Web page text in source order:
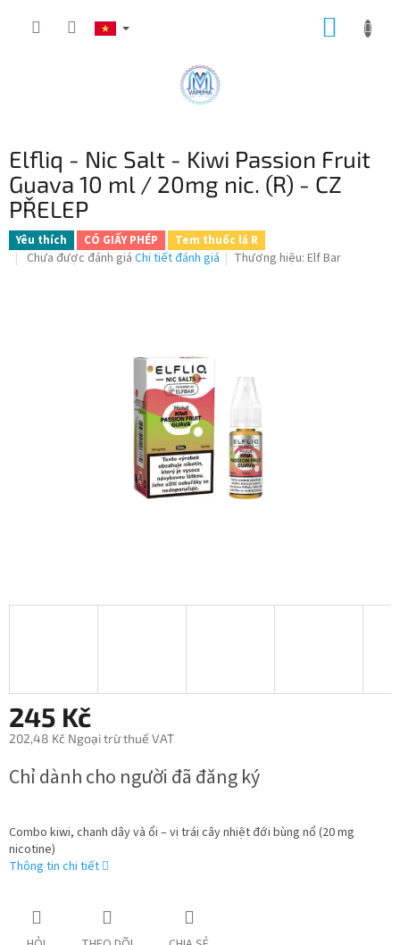
GIỎ
Elfliq - Nic Salt - Kiwi Passion Fruit
Guava 10 ml / 20mg nic. (R) - CZ
PŘELEP
Yêu thích CÓ GIẤY PHÉP Tem thuốc lá R
Đánh
Chưa được đánh giá Chi tiết đánh giá Thương hiệu:Elf Bar
245 Kč
202,48 Kč Ngoại trừ thuế VAT
đo
Chỉ dành cho người đã đăng ký
Combo kiwi, chanh dây và ổi – vị trái cây nhiệt đới bùng nổ (20 mg
nicotine)
Thông tin chi tiết